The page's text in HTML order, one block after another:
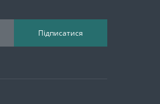
Підписатися